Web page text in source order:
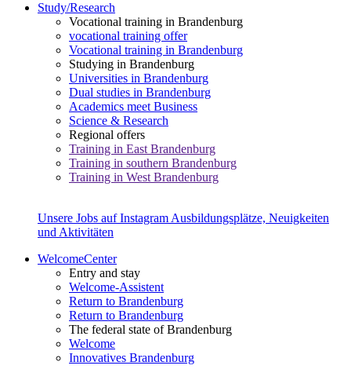
Study/Research
Vocational training in Brandenburg
vocational training offer
Vocational training in Brandenburg
Studying in Brandenburg
Universities in Brandenburg
Dual studies in Brandenburg
Academics meet Business
Science & Research
Regional offers
Training in East Brandenburg
Training in southern Brandenburg
Training in West Brandenburg
Unsere Jobs auf Instagram Ausbildungsplätze, Neuigkeiten
und Aktivitäten
WelcomeCenter
Entry and stay
Welcome-Assistent
Return to Brandenburg
Return to Brandenburg
The federal state of Brandenburg
Welcome
Innovatives Brandenburg